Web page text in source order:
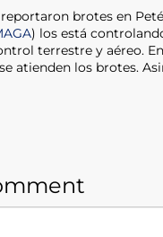
reportaron brotes en
) los está
terrestre y aéreo.
atienden los brotes.